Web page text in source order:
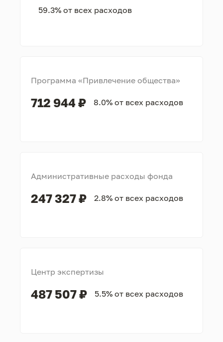
59.3% от всех расходов
Программа «Привлечение общества»
712 944 ₽ 8.0% от всех расходов
Административные расходы фонда
247 327 ₽ 2.8% от всех расходов
Центр экспертизы
487 507 ₽ 5.5% от всех расходов